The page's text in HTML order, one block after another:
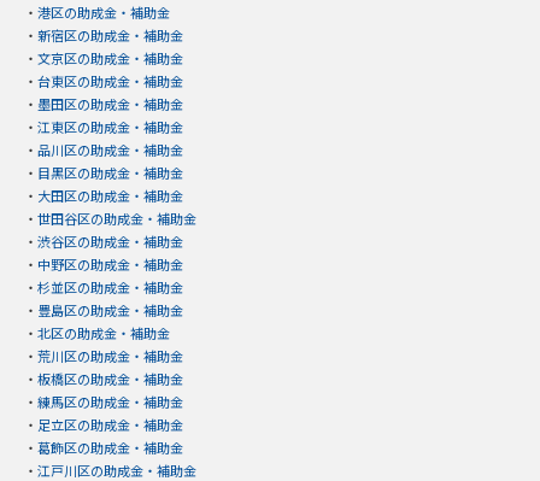
・ 港区の助成金・補助金
・ 新宿区の助成金・補助金
・ 文京区の助成金・補助金
・ 台東区の助成金・補助金
・ 墨田区の助成金・補助金
・ 江東区の助成金・補助金
・ 品川区の助成金・補助金
・ 目黒区の助成金・補助金
・ 大田区の助成金・補助金
・ 世田谷区の助成金・補助金
・ 渋谷区の助成金・補助金
・ 中野区の助成金・補助金
・ 杉並区の助成金・補助金
・ 豊島区の助成金・補助金
・ 北区の助成金・補助金
・ 荒川区の助成金・補助金
・ 板橋区の助成金・補助金
・ 練馬区の助成金・補助金
・ 足立区の助成金・補助金
・ 葛飾区の助成金・補助金
・ 江戸川区の助成金・補助金